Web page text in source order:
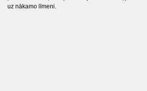
uz nākamo līmeni.